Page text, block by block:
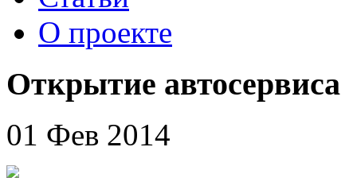
О проекте
Открытие автосервиса
01 Фев 2014